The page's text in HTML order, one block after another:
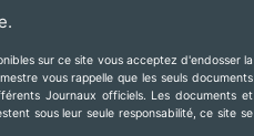
sur ce site vous acceptez d'endosser la
vous rappelle que les seuls documents
Journaux officiels. Les documents et
sous leur seule responsabilité, ce site se